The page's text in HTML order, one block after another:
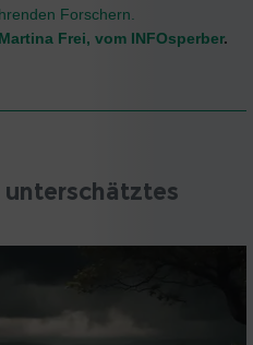
Forschern.
Frei, vom INFOsperber.